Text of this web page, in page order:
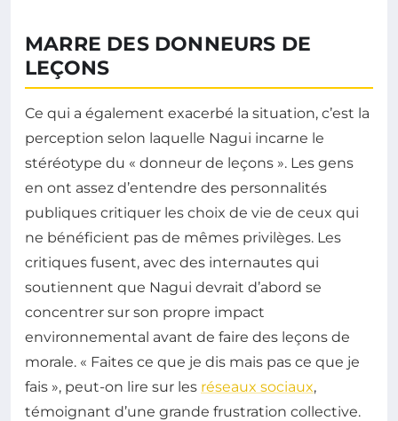
MARRE DES DONNEURS DE
LEÇONS
Ce qui a également exacerbé la situation, c’est la
perception selon laquelle Nagui incarne le
stéréotype du « donneur de leçons ». Les gens
en ont assez d’entendre des personnalités
publiques critiquer les choix de vie de ceux qui
ne bénéficient pas de mêmes privilèges. Les
critiques fusent, avec des internautes qui
soutiennent que Nagui devrait d’abord se
concentrer sur son propre impact
environnemental avant de faire des leçons de
morale. « Faites ce que je dis mais pas ce que je
fais », peut-on lire sur les réseaux sociaux,
témoignant d’une grande frustration collective.